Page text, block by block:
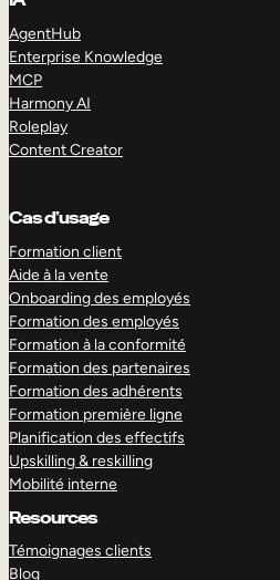
AgentHub
Enterprise Knowledge
MCP
Harmony AI
Roleplay
Content Creator
Cas d’usage
Formation client
Aide à la vente
Onboarding des employés
Formation des employés
Formation à la conformité
Formation des partenaires
Formation des adhérents
Formation première ligne
Planification des effectifs
Upskilling & reskilling
Mobilité interne
Resources
Témoignages clients
Blog